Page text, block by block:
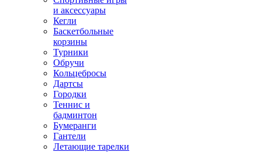
и аксессуары
Кегли
Баскетбольные
корзины
Турники
Обручи
Кольцебросы
Дартсы
Городки
Теннис и
бадминтон
Бумеранги
Гантели
Летающие тарелки